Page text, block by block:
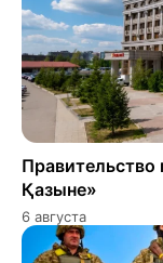
Правительство
Қазыне»
6 августа